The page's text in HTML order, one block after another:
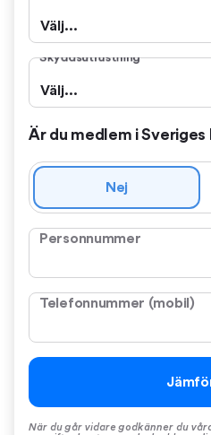
Välj...
Skyddsutrustning
Välj...
Är du medlem i
Nej
Personnummer
Telefonnummer (mobil)
När du går vidare godkänner du